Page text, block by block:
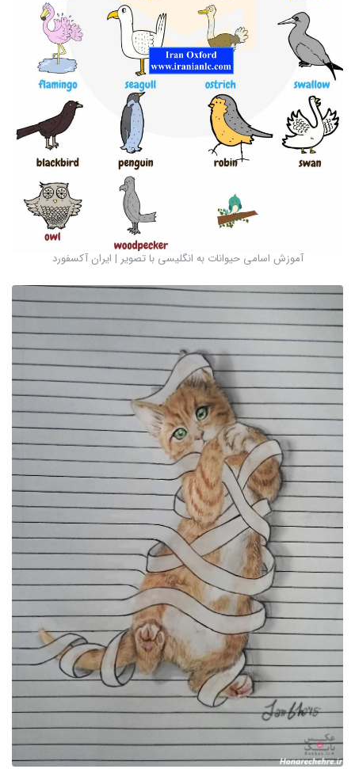
آموزش اسامی حیوانات به انگلیسی با تصویر | ایران آکسفورد